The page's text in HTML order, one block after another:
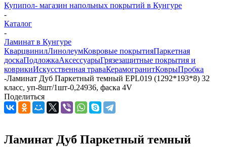
Купипол- магазин напольных покрытий в Кунгуре
-
Каталог
-
Ламинат в Кунгуре
КварцвинилЛинолеумКовровые покрытияПаркетная
доскаПодложкаАксессуарыГрязезащитные покрытия и
коврикиИскусственная траваКерамогранитКоврыПробка
-Ламинат Дуб Паркетный темный EPL019 (1292*193*8) 32
класс, уп-8шт/1шт-0,24936, фаска 4V
Поделиться
Ламинат Дуб Паркетный темный